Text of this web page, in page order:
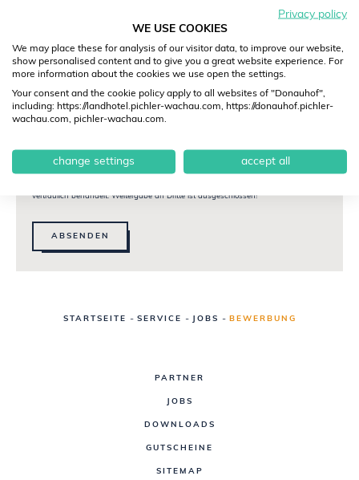
Zeugnisse
Ich stimme zu, dass meine persönlichen Daten zum Zwecke der
Bei Verweigerung der Zustimmung können Sie sich dennoch bewerben. Ihre
Unterlagen werden dann spätestens 7 Monate nach erfolgtem Auswahlentscheid
vertraulich behandelt. Weitergabe an Dritte ist ausgeschlossen!
ABSENDEN
STARTSEITE - SERVICE - JOBS - BEWERBUNG
PARTNER
JOBS
DOWNLOADS
GUTSCHEINE
SITEMAP
Privacy policy
WE USE COOKIES
We may place these for analysis of our visitor data, to improve our website,
show personalised content and to give you a great website experience. For
more information about the cookies we use open the settings.
Your consent and the cookie policy apply to all websites of "Donauhof",
including: https://landhotel.pichler-wachau.com, https://donauhof.pichler-
wachau.com, pichler-wachau.com.
change settings accept all